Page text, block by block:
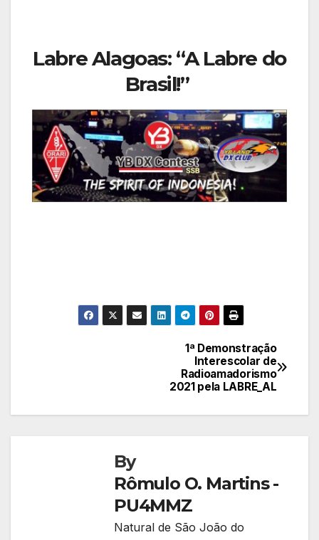
Labre Alagoas: “A Labre do
Brasil!”
Post
1ª Demonstração
Interescolar de
Radioamadorismo
2021 pela LABRE_AL
By
Rômulo O. Martins -
PU4MMZ
Natural de São João do